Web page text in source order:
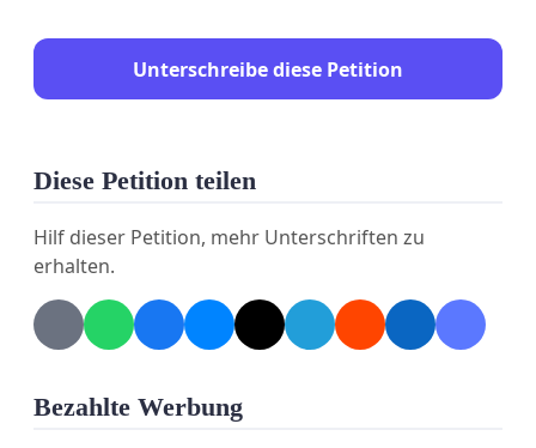
Unterschreibe diese Petition
Diese Petition teilen
Hilf dieser Petition, mehr Unterschriften zu
erhalten.
Bezahlte Werbung